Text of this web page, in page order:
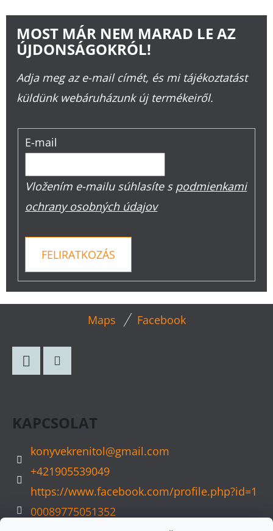
MOST MÁR NEM MARAD LE AZ
ÚJDONSÁGOKRÓL!
Adja meg az e-mail címét, és mi tájékoztatást
küldünk webáruházunk új termékeiről.
E-mail
Vložením e-mailu súhlasíte s podmienkami
ochrany osobných údajov
FELIRATKOZÁS
Maps Facebook
KAPCSOLAT
konyvekrenitol@gmail.com
+421905539049
https://www.facebook.com/profile.php?id=1
00089775051352